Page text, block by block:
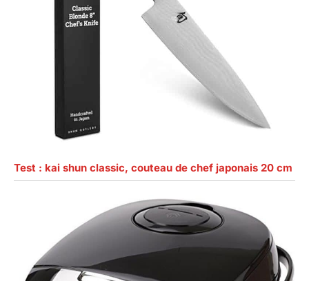
Test : kai shun classic, couteau de chef japonais 20 cm